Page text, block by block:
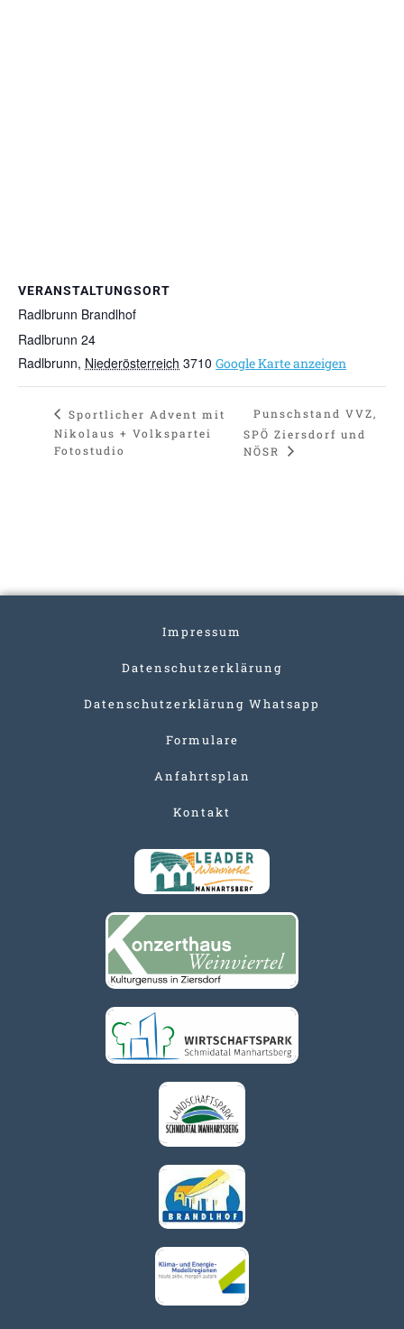
VERANSTALTUNGSORT
Radlbrunn Brandlhof
Radlbrunn 24
Radlbrunn, Niederösterreich 3710 Google Karte anzeigen
Sportlicher Advent mit
Nikolaus + Volkspartei
Fotostudio
Punschstand VVZ,
SPÖ Ziersdorf und
NÖSR
Impressum
Datenschutzerklärung
Datenschutzerklärung Whatsapp
Formulare
Anfahrtsplan
Kontakt